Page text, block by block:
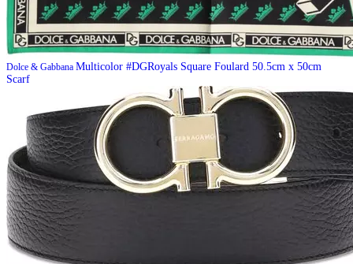
Dolce & Gabbana Multicolor #DGRoyals Square Foulard 50.5cm x 50cm
Scarf